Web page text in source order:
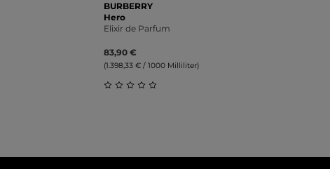
BURBERRY
Hero
Elixir de Parfum
83,90 €
(1.398,33 € / 1000 Milliliter)